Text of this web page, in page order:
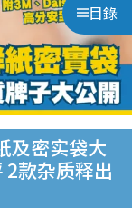
目錄
及密实袋大
款杂质释出